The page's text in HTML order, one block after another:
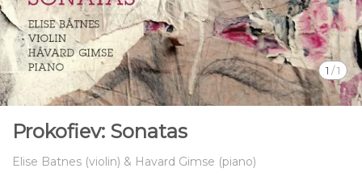
1 /1
Prokofiev: Sonatas
Elise Batnes (violin) & Havard Gimse (piano)